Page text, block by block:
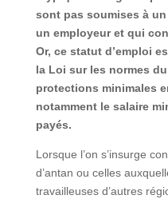
sont pas soumises à
un employeur et qui
Or, ce statut d’emploi
la Loi sur les normes
protections minimales
notamment le salaire
payés.
Lorsque l’on s’insurge
d’antan ou celles
travailleuses d’autres